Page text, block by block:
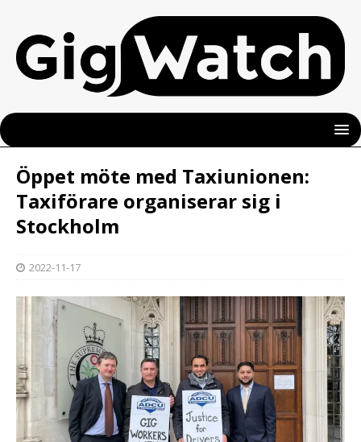
Öppet möte med Taxiunionen:
Taxiförare organiserar sig i
Stockholm
2022-11-17